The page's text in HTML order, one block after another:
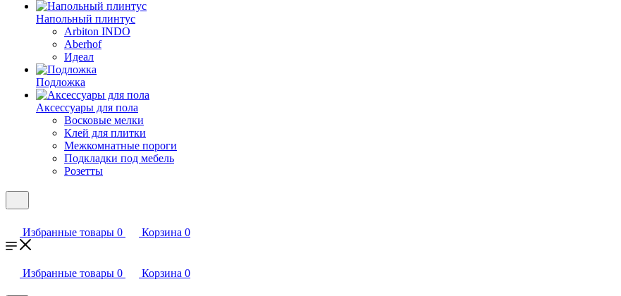
Напольный плинтус
Arbiton INDO
Aberhof
Идеал
Подложка
Аксессуары для пола
Восковые мелки
Клей для плитки
Межкомнатные пороги
Подкладки под мебель
Розетты
Избранные товары 0 Корзина 0
Избранные товары 0 Корзина 0